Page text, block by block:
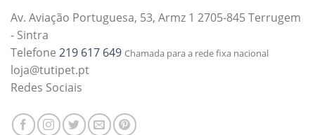
Av. Aviação Portuguesa, 53, Armz 1 2705-845 Terrugem
- Sintra
Telefone 219 617 649 Chamada para a rede fixa nacional
loja@tutipet.pt
Redes Sociais